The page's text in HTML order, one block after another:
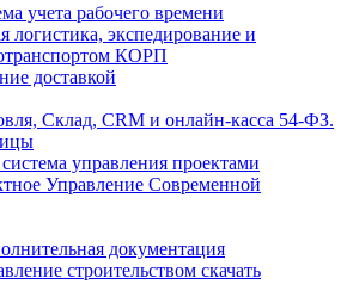
учета рабочего времени
логистика, экспедирование и
КОРП
доставкой
Склад, CRM и онлайн-касса 54-ФЗ.
управления проектами
Управление Современной
документация
строительством скачать